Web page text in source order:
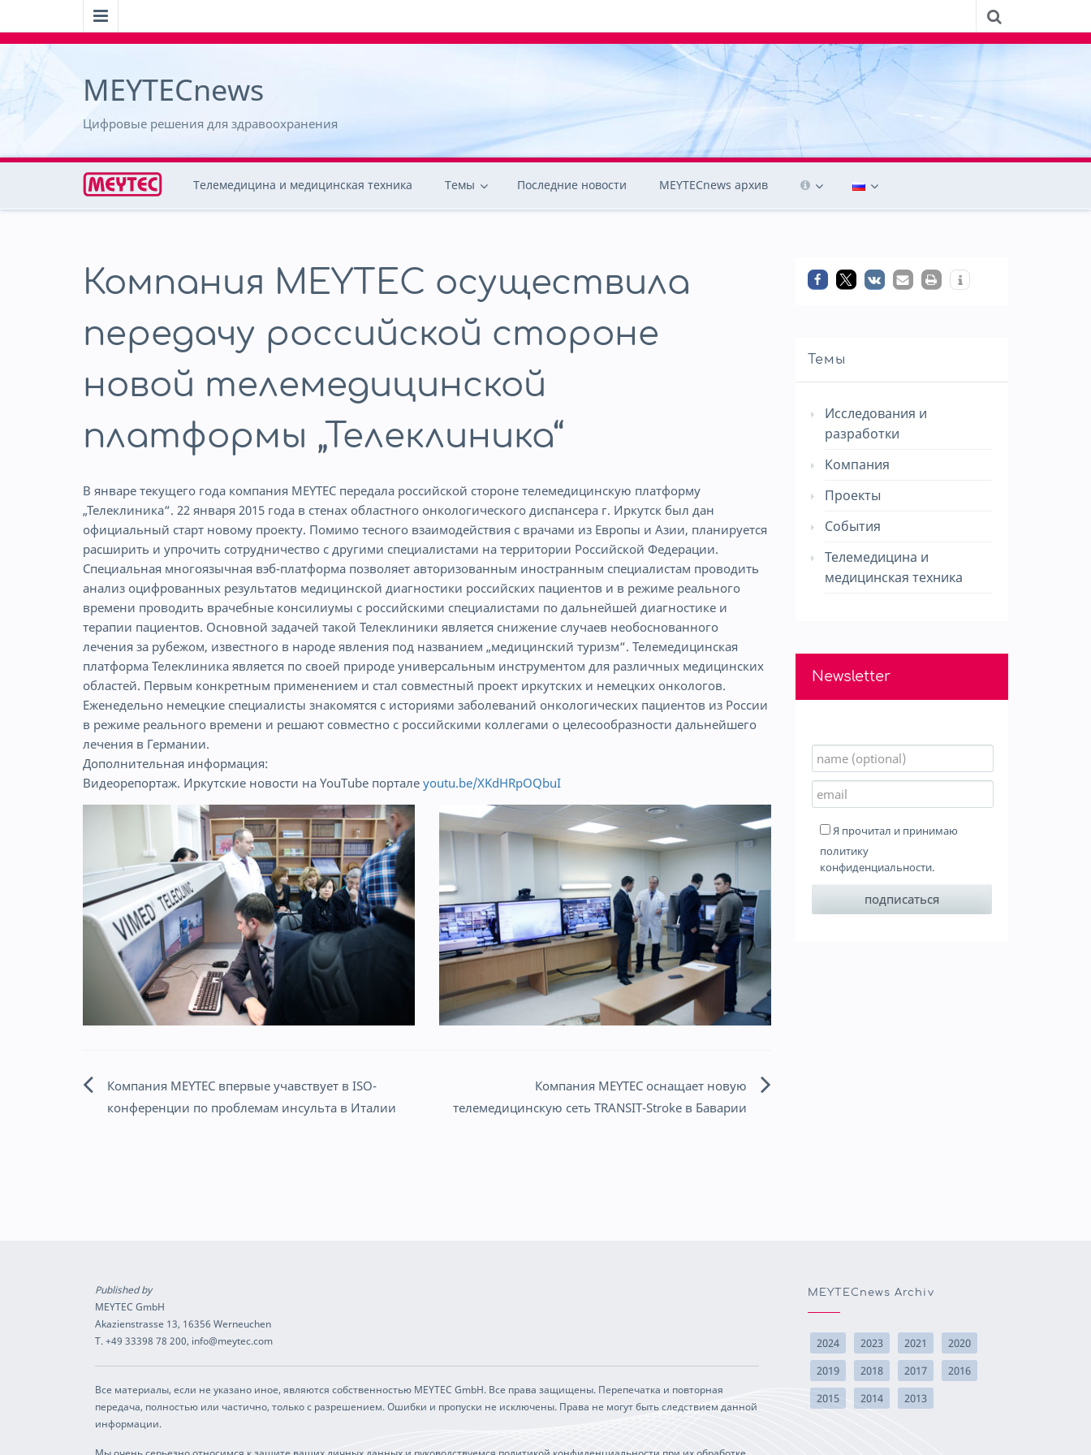
MEYTECnews
Цифровые решения для здравоохранения
Телемедицина и медицинская техника Темы Последние новости MEYTECnews архив
Компания МЕYTEC осуществила
передачу российской стороне
новой телемедицинской
платформы „Телеклиника“
В январе текущего года компания MEYTEC передала российской стороне телемедицинскую платформу
„Телеклиника“. 22 января 2015 года в стенах областного онкологического диспансера г. Иркутск был дан
официальный старт новому проекту. Помимо тесного взаимодействия с врачами из Европы и Азии, планируется
расширить и упрочить сотрудничество с другими специалистами на территории Российской Федерации.
Специальная многоязычная вэб-платформа позволяет авторизованным иностранным специалистам проводить
анализ оцифрованных результатов медицинской диагностики российских пациентов и в режиме реального
времени проводить врачебные консилиумы с российскими специалистами по дальнейшей диагностике и
терапии пациентов. Основной задачей такой Телеклиники является снижение случаев необоснованного
лечения за рубежом, известного в народе явления под названием „медицинский туризм“. Телемедицинская
платформа Телеклиника является по своей природе универсальным инструментом для различных медицинских
областей. Первым конкретным применением и стал совместный проект иркутских и немецких онкологов.
Еженедельно немецкие специалисты знакомятся с историями заболеваний онкологических пациентов из России
в режиме реального времени и решают совместно с российскими коллегами о целесообразности дальнейшего
лечения в Германии.
Дополнительная информация:
Видеорепортаж. Иркутские новости на YouTube портале youtu.be/XKdHRpOQbuI
Навигация
Компания MEYTEC впервые учавствует в ISO-
конференции по проблемам инсульта в Италии
Компания MEYTEC оснащает новую
телемедицинскую сеть TRANSIT-Stroke в Баварии
Темы
Исследования и
разработки
Компания
Проекты
События
Телемедицина и
медицинская техника
Newsletter
Я прочитал и принимаю
политику
конфиденциальности.
Published by
MEYTEC GmbH
Akazienstrasse 13, 16356 Werneuchen
T. +49 33398 78 200, info@meytec.com
Все материалы, если не указано иное, являются собственностью MEYTEC GmbH. Все права защищены. Перепечатка и повторная
передача, полностью или частично, только с разрешением. Ошибки и пропуски не исключены. Права не могут быть следствием данной
информации.
MEYTECnews Archiv
2024 2023 2021
2020
2019
2018 2017
2016
2015
2014 2013